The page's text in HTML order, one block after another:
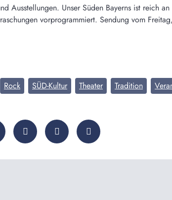
Ausstellungen. Unser Süden Bayerns ist reich
vorprogrammiert. Sendung vom
Rock SÜD-Kultur Theater Tradition